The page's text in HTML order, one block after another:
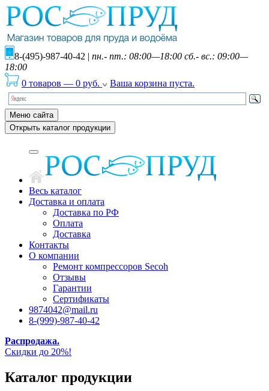
8-(495)-987-40-42 | пн.- пт.: 08:00—18:00 сб.- вс.: 09:00—
18:00
0 товаров — 0 руб. Ваша корзина пуста.
Меню сайта
Открыть каталог продукции
Весь каталог
Доставка и оплата
Доставка по РФ
Оплата
Доставка
Контакты
О компании
Ремонт компрессоров Secoh
Отзывы
Гарантии
Сертификаты
9874042@mail.ru
8-(999)-987-40-42
Распродажа.
Скидки до 20%!
Каталог продукции